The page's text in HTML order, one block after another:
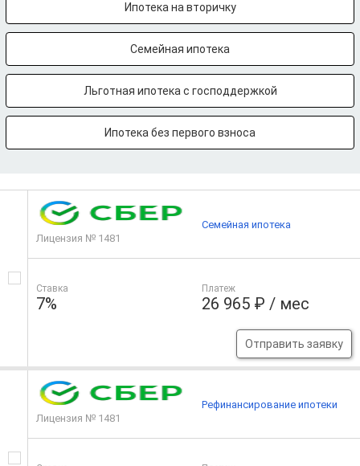
Ипотека на вторичку
Семейная ипотека
Льготная ипотека с господдержкой
Ипотека без первого взноса
Лицензия № 1481
Ставка
7%
Платеж
26 965 ₽ / мес
Отправить заявку
Семейная ипотека
Лицензия № 1481
Рефинансирование ипотеки